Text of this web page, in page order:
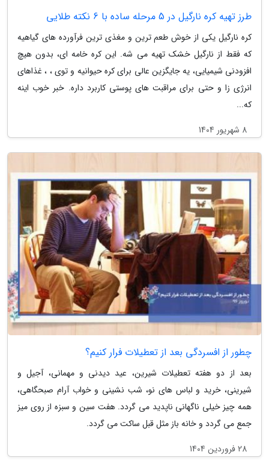
طرز تهیه کره نارگیل در 5 مرحله ساده با 6 نکته طلایی
کره نارگیل یکی از خوش طعم ترین و مغذی ترین فرآورده های گیاهیه
که فقط از نارگیل خشک تهیه می شه. این کره خامه ای، بدون هیچ
افزودنی شیمیایی، یه جایگزین عالی برای کره حیوانیه و توی ، ، غذاهای
انرژی زا و حتی برای مراقبت های پوستی کاربرد داره. خبر خوب اینه
که...
8 شهریور 1404
چطور از افسردگی بعد از تعطیلات فرار کنیم؟
بعد از دو هفته تعطیلات شیرین، عید دیدنی و مهمانی، آجیل و
شیرینی، خرید و لباس های نو، شب نشینی و خواب آرام صبحگاهی،
همه چیز خیلی ناگهانی ناپدید می گردد. هفت سین و سبزه از روی میز
جمع می گردد و خانه باز مثل قبل ساکت می گردد.
28 فروردین 1404